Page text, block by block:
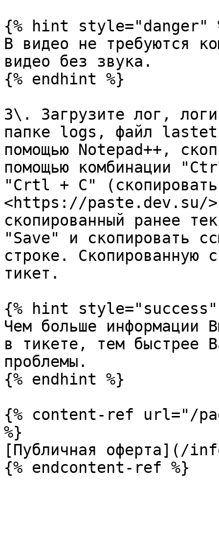
{% hint style="danger"
В видео не требуются
видео без звука.
{% endhint %}
3\. Загрузите лог, логи
папке logs, файл
помощью Notepad++,
помощью комбинации
"Crtl + C"
<https://paste.dev.su/>,
скопированный ранее
"Save" и скопировать
строке. Скопированную
тикет.
{% hint style="success"
Чем больше информации
в тикете, тем быстрее
проблемы.
{% endhint %}
{% content-ref url="/
%}
[Публичная оферта](/